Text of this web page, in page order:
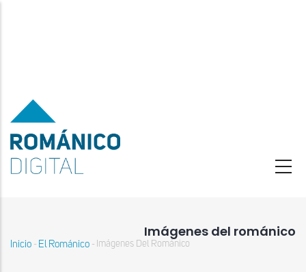
contenido
principal
Imágenes del románico
Sobrescribir
Inicio - El Románico - Imágenes Del Románico